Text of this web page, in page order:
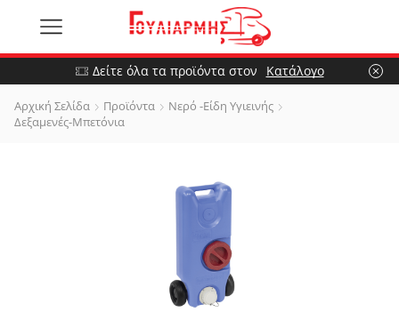
Δείτε όλα τα προϊόντα στον Κατάλογο
Αρχική Σελίδα Προϊόντα
Νερό -Είδη Υγιεινής
Δεξαμενές-Μπετόνια